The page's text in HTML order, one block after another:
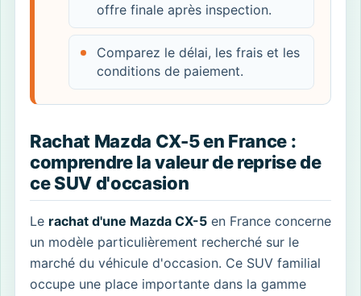
offre finale après inspection.
Comparez le délai, les frais et les
conditions de paiement.
Rachat Mazda CX-5 en France :
comprendre la valeur de reprise de
ce SUV d'occasion
Le rachat d'une Mazda CX-5 en France concerne
un modèle particulièrement recherché sur le
marché du véhicule d'occasion. Ce SUV familial
occupe une place importante dans la gamme